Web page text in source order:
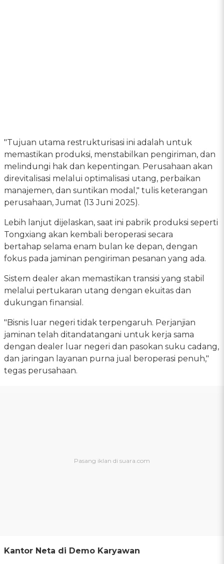
"Tujuan utama restrukturisasi ini adalah untuk
memastikan produksi, menstabilkan pengiriman, dan
melindungi hak dan kepentingan. Perusahaan akan
direvitalisasi melalui optimalisasi utang, perbaikan
manajemen, dan suntikan modal," tulis keterangan
perusahaan, Jumat (13 Juni 2025).
Lebih lanjut dijelaskan, saat ini pabrik produksi seperti
Tongxiang akan kembali beroperasi secara
bertahap selama enam bulan ke depan, dengan
fokus pada jaminan pengiriman pesanan yang ada.
Sistem dealer akan memastikan transisi yang stabil
melalui pertukaran utang dengan ekuitas dan
dukungan finansial.
"Bisnis luar negeri tidak terpengaruh. Perjanjian
jaminan telah ditandatangani untuk kerja sama
dengan dealer luar negeri dan pasokan suku cadang,
dan jaringan layanan purna jual beroperasi penuh,"
tegas perusahaan.
Kantor Neta di Demo Karyawan